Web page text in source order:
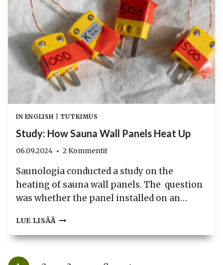
IN ENGLISH TUTKIMUS
Study: How Sauna Wall Panels Heat Up
06.09.2024 2 Kommentit
Saunologia conducted a study on the
heating of sauna wall panels. The question
was whether the panel installed on an…
LUE LISÄÄ STUDY:
SAUNA